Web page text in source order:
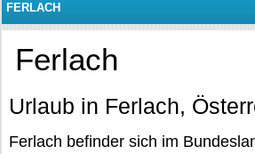
FERLACH
Ferlach
Urlaub in Ferlach,
Ferlach befinder sich im